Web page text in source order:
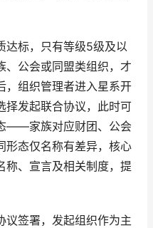
达标，只有等级5级及以
、公会或同盟类组织，才
，组织管理者进入星系开
择发起联合协议，此时可
——家族对应财团、公会
形态仅名称有差异，核心
称、宣言及相关制度，提
议签署，发起组织作为主